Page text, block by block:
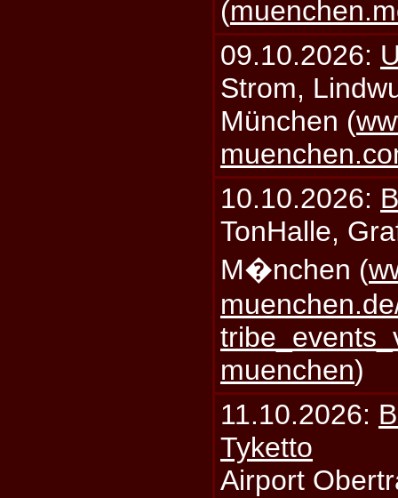
(
09.10.2026:
Strom,
München (
10.10.2026:
TonHalle,
M�nchen (
muenchen)
11.10.2026:
Tyketto
Airport